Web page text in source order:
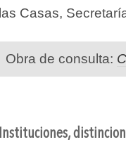
las Casas,
Obra de consulta:
Instituciones,